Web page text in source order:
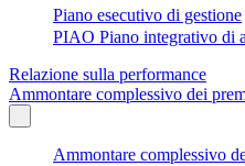
Piano esecutivo di gestione
PIAO Piano integrativo di
Relazione sulla performance
Ammontare complessivo dei
Ammontare complessivo